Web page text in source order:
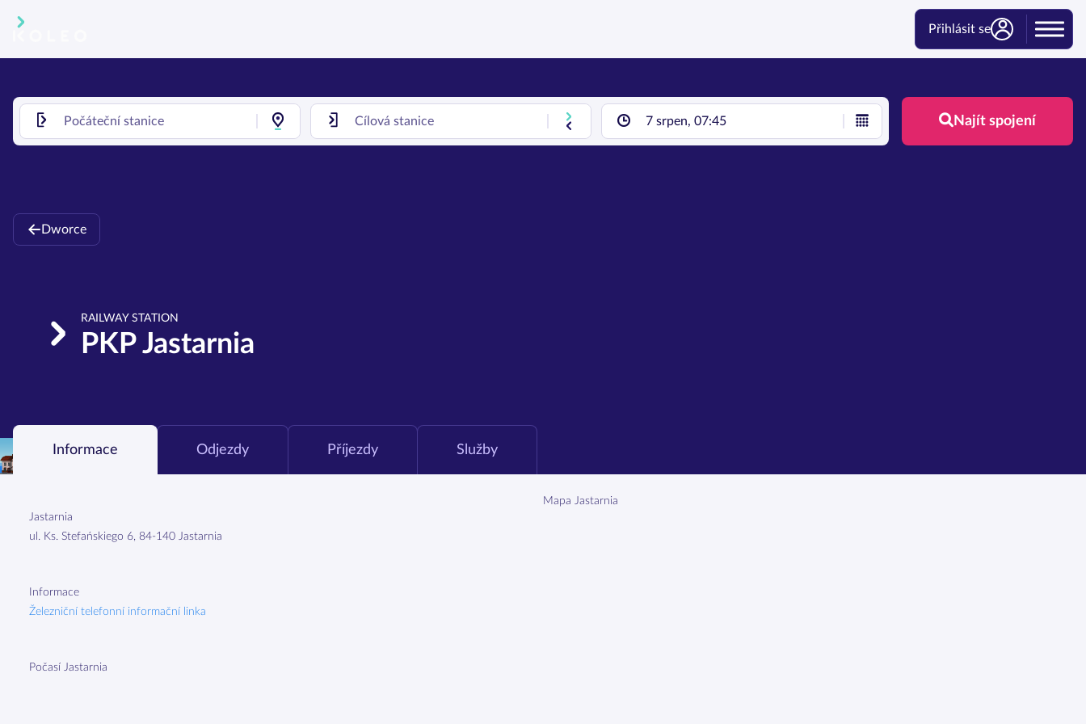
Přihlásit se
7 srpen, 07:45 Najít spojení
Dworce
RAILWAY STATION
PKP Jastarnia
Informace Odjezdy Příjezdy Služby
Jastarnia
ul. Ks. Stefańskiego 6, 84-140 Jastarnia
Informace
Železniční telefonní informační linka
Počasí Jastarnia
Mapa Jastarnia